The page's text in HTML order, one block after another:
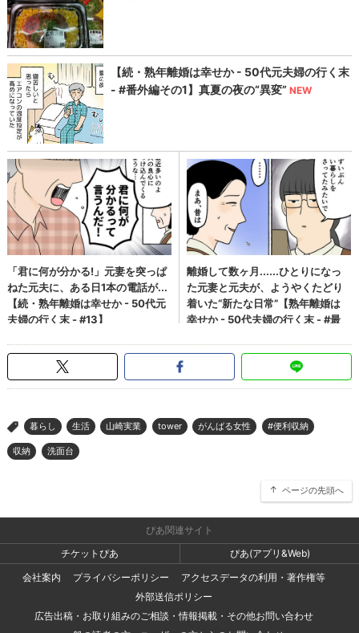
> 暮らし 生活 山崎実業 tower がんばる女性 #便利収納
収納 洗面台
ページの先頭へ
ぴあ関連サイト
チケットぴあ
ぴあ(アプリ&Web)
会社案内
プライバシーポリシー
アクセスデータの利用・著作権等
外部送信ポリシー
広告出稿・お取り組みのご相談・情報掲載・その他お問い合わせ